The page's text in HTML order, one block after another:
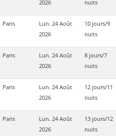
2026
nuits
Paris
Lun. 24 Août
2026
10 jours/9
nuits
Paris
Lun. 24 Août
2026
8 jours/7
nuits
Paris
Lun. 24 Août
2026
12 jours/11
nuits
Paris
Lun. 24 Août
2026
13 jours/12
nuits